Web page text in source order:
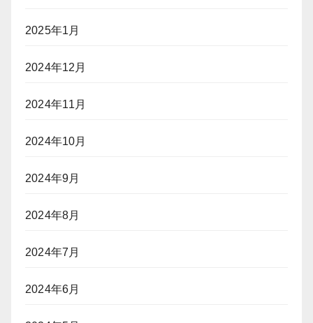
2025年1月
2024年12月
2024年11月
2024年10月
2024年9月
2024年8月
2024年7月
2024年6月